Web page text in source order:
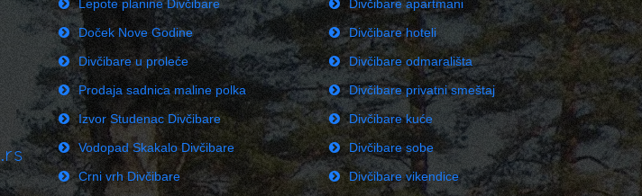
Lepote planine Divčibare
Doček Nove Godine
Divčibare u proleće
Prodaja sadnica maline polka
Izvor Studenac Divčibare
Vodopad Skakalo Divčibare
Crni vrh Divčibare
Divčibare apartmani
Divčibare hoteli
Divčibare odmarališta
Divčibare privatni smeštaj
Divčibare kuće
Divčibare sobe
Divčibare vikendice